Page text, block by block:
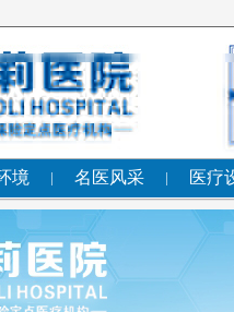
境 | 名医风采 | 医疗